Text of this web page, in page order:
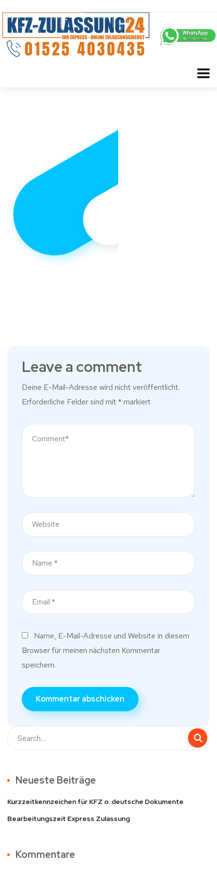
Leave a comment
Deine E-Mail-Adresse wird nicht veröffentlicht.
Erforderliche Felder sind mit* markiert
Name, E-Mail-Adresse und Website in diesem
Browser für meinen nächsten Kommentar
speichern.
Neueste Beiträge
Kurzzeitkennzeichen für KFZ o. deutsche Dokumente
Bearbeitungszeit Express Zulassung
Kommentare